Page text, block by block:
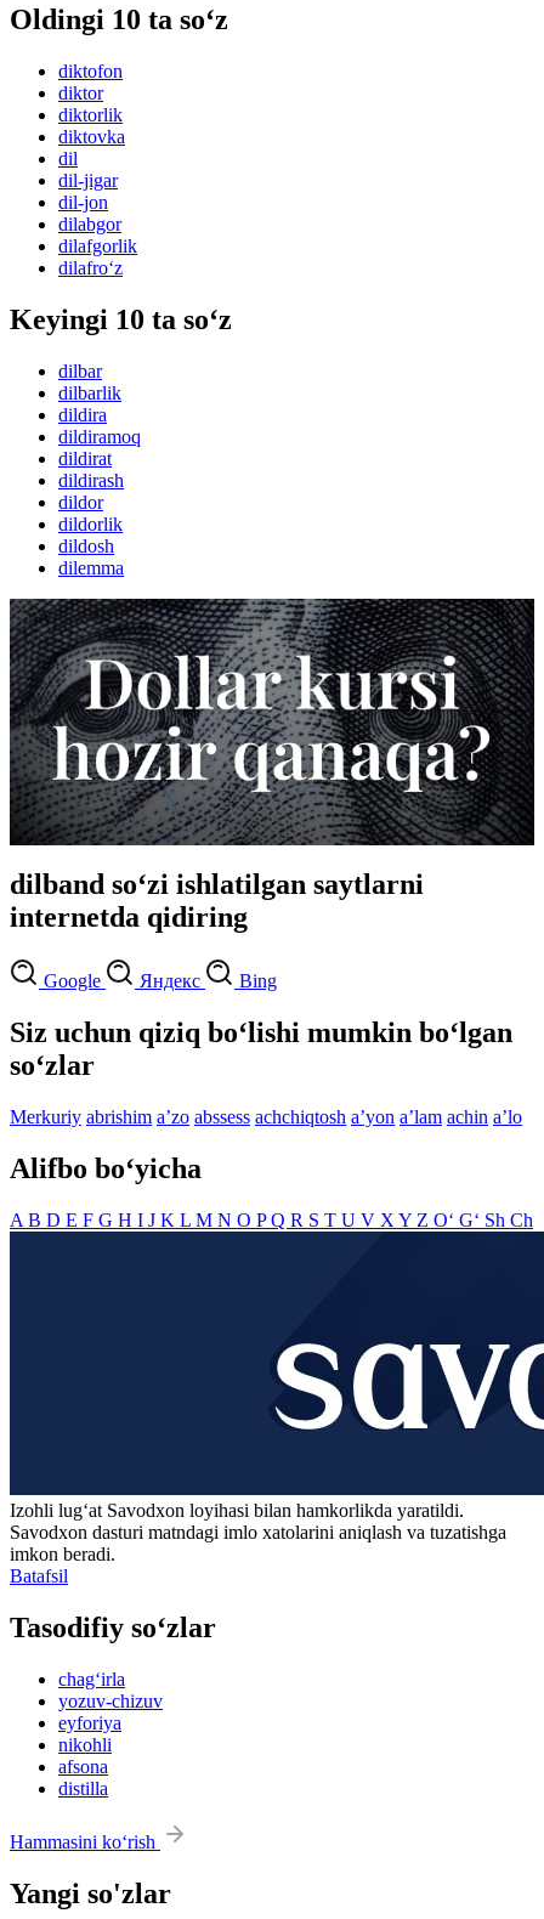
Oldingi 10 ta so‘z
diktofon
diktor
diktorlik
diktovka
dil
dil-jigar
dil-jon
dilabgor
dilafgorlik
dilafro‘z
Keyingi 10 ta so‘z
dilbar
dilbarlik
dildira
dildiramoq
dildirat
dildirash
dildor
dildorlik
dildosh
dilemma
dilband so‘zi ishlatilgan saytlarni
internetda qidiring
Google Яндекс Bing
Siz uchun qiziq bo‘lishi mumkin bo‘lgan
so‘zlar
Merkuriy abrishim aʼzo abssess achchiqtosh aʼyon aʼlam achin aʼlo
Alifbo bo‘yicha
A B D E F G H I J K L M N O PQ R S T U V X Y Z O‘ G‘ Sh Ch
Izohli lugʻat Savodxon loyihasi bilan hamkorlikda yaratildi.
Savodxon dasturi matndagi imlo xatolarini aniqlash va tuzatishga
imkon beradi.
Batafsil
Tasodifiy so‘zlar
chag‘irla
yozuv-chizuv
eyforiya
nikohli
afsona
distilla
Hammasini ko‘rish
Yangi so'zlar